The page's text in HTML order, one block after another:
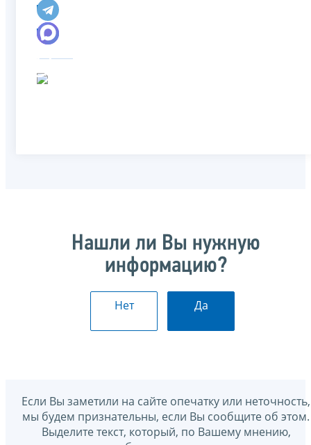
Нашли ли Вы нужную
информацию?
Нет Да
Если Вы заметили на сайте опечатку или неточность,
мы будем признательны, если Вы сообщите об этом.
Выделите текст, который, по Вашему мнению,